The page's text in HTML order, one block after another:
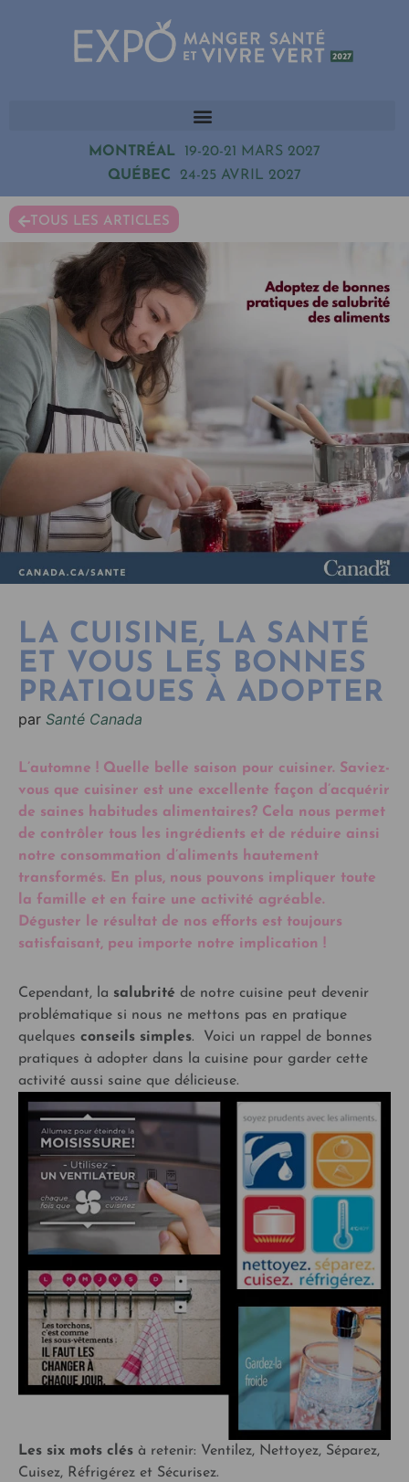
MONTRÉAL 19-20-21 MARS 2027
QUÉBEC 24-25 AVRIL 2027
TOUS LES ARTICLES
LA CUISINE, LA SANTÉ
ET VOUS LES BONNES
PRATIQUES À ADOPTER
par Santé Canada
L’automne ! Quelle belle saison pour cuisiner. Saviez-
vous que cuisiner est une excellente façon d’acquérir
de saines habitudes alimentaires? Cela nous permet
de contrôler tous les ingrédients et de réduire ainsi
notre consommation d’aliments hautement
transformés. En plus, nous pouvons impliquer toute
la famille et en faire une activité agréable.
Déguster le résultat de nos efforts est toujours
satisfaisant, peu importe notre implication !
Cependant, la salubrité de notre cuisine peut devenir
problématique si nous ne mettons pas en pratique
quelques conseils simples. Voici un rappel de bonnes
pratiques à adopter dans la cuisine pour garder cette
activité aussi saine que délicieuse.
Les six mots clés à retenir: Ventilez, Nettoyez, Séparez,
Cuisez, Réfrigérez et Sécurisez.